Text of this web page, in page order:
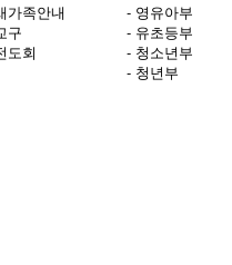
가족안내
구
도회
- 영유아부
- 유초등부
- 청소년부
- 청년부